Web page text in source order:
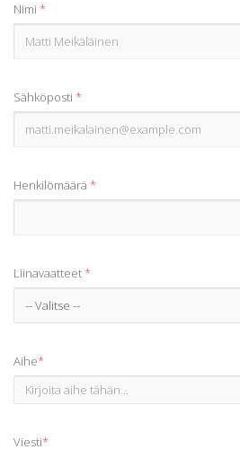
Nimi *
Sähköposti *
Henkilömäärä *
Liinavaatteet*
Aihe*
Viesti*